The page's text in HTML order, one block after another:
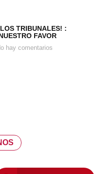
TRIBUNALES! :
FAVOR
hay comentarios